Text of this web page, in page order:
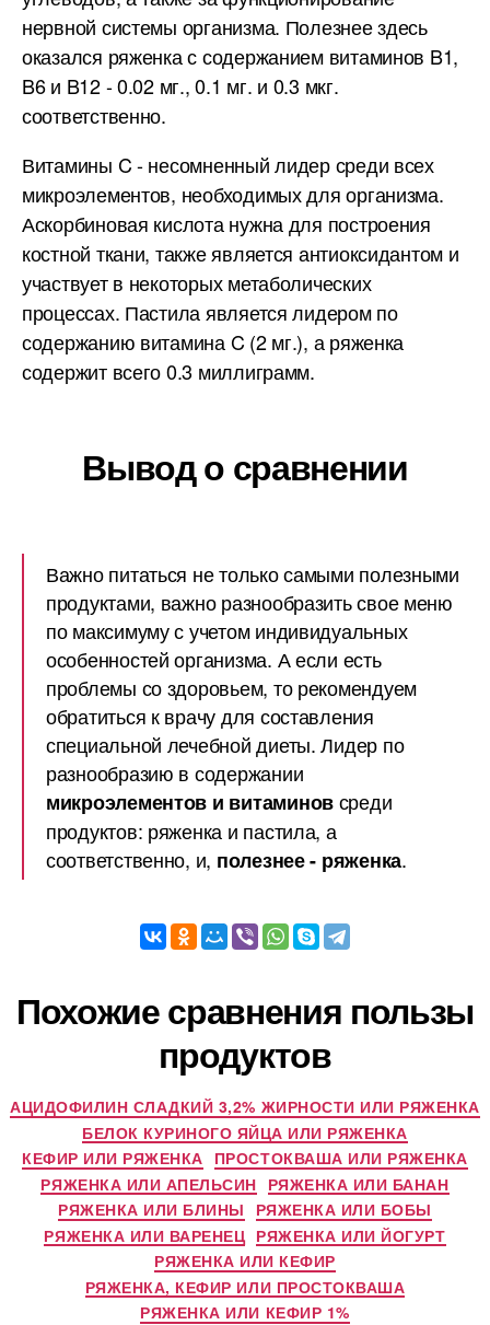
нервной системы организма. Полезнее здесь
оказался ряженка с содержанием витаминов B1,
B6 и B12 - 0.02 мг., 0.1 мг. и 0.3 мкг.
соответственно.
Витамины C - несомненный лидер среди всех
микроэлементов, необходимых для организма.
Аскорбиновая кислота нужна для построения
костной ткани, также является антиоксидантом и
участвует в некоторых метаболических
процессах. Пастила является лидером по
содержанию витамина C (2 мг.), а ряженка
содержит всего 0.3 миллиграмм.
Вывод о сравнении
Важно питаться не только самыми полезными
продуктами, важно разнообразить свое меню
по максимуму с учетом индивидуальных
особенностей организма. А если есть
проблемы со здоровьем, то рекомендуем
обратиться к врачу для составления
специальной лечебной диеты. Лидер по
разнообразию в содержании
микроэлементов и витаминовсреди
продуктов: ряженка и пастила, а
соответственно, и, полезнее - ряженка.
Похожие сравнения пользы
продуктов
АЦИДОФИЛИН СЛАДКИЙ 3,2% ЖИРНОСТИ ИЛИ РЯЖЕНКА
БЕЛОК КУРИНОГО ЯЙЦА ИЛИ РЯЖЕНКА
КЕФИР ИЛИ РЯЖЕНКА ПРОСТОКВАША ИЛИ РЯЖЕНКА
РЯЖЕНКА ИЛИ АПЕЛЬСИН РЯЖЕНКА ИЛИ БАНАН
РЯЖЕНКА ИЛИ БЛИНЫ
РЯЖЕНКА ИЛИ БОБЫ
РЯЖЕНКА ИЛИ ВАРЕНЕЦ РЯЖЕНКА ИЛИ ЙОГУРТ
РЯЖЕНКА ИЛИ КЕФИР
РЯЖЕНКА, КЕФИР ИЛИ ПРОСТОКВАША
РЯЖЕНКА ИЛИ КЕФИР 1%